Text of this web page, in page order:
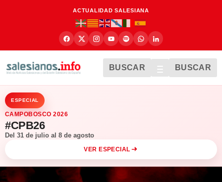
ACTUALIDAD SALESIANA
BUSCAR BUSCAR
ESPECIAL
CAMPOBOSCO 2026
#CPB26
Del 31 de julio al 8 de agosto
VER ESPECIAL